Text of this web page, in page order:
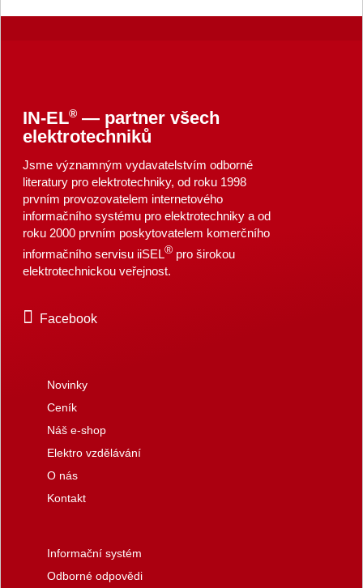
IN-EL®— partner všech
elektrotechniků
Jsme významným vydavatelstvím odborné
literatury pro elektrotechniky, od roku 1998
prvním provozovatelem internetového
informačního systému pro elektrotechniky a od
roku 2000 prvním poskytovatelem komerčního
informačního servisu iiSEL®pro širokou
elektrotechnickou veřejnost.
Facebook
Novinky
Ceník
Náš e-shop
Elektro vzdělávání
O nás
Kontakt
Informační systém
Odborné odpovědi